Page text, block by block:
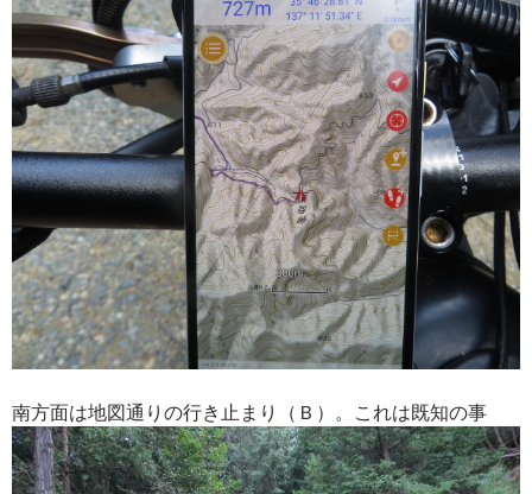
南方面は地図通りの行き止まり（Ｂ）。これは既知の事